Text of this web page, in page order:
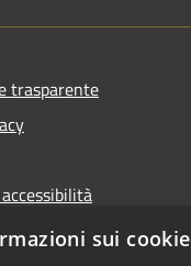
trasparente
sui cookie